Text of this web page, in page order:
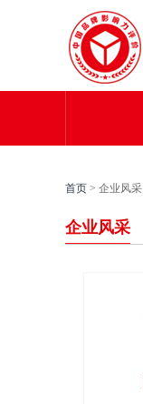
首页 > 企业风采
企业风采